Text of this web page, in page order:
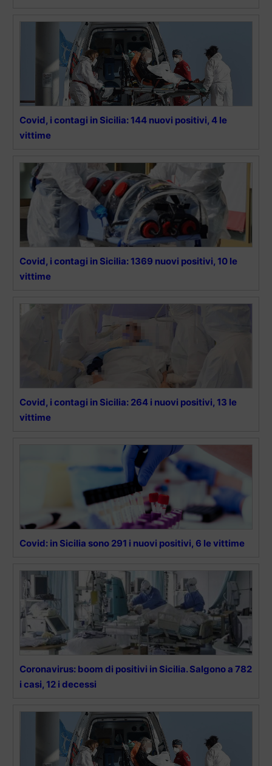
Covid, i contagi in Sicilia: 144 nuovi positivi, 4 le
vittime
Covid, i contagi in Sicilia: 1369 nuovi positivi, 10 le
vittime
Covid, i contagi in Sicilia: 264 i nuovi positivi, 13 le
vittime
Covid: in Sicilia sono 291 i nuovi positivi, 6 le vittime
Coronavirus: boom di positivi in Sicilia. Salgono a 782
i casi, 12 i decessi